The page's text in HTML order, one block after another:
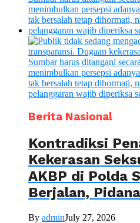
Berita Nasional
Kontradiksi
Kekerasan
AKBP di Polda
Berjalan,
By adminJuly 27, 2026